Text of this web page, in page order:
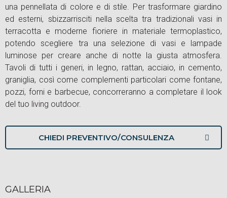
una pennellata di colore e di stile. Per trasformare giardino
ed esterni, sbizzarrisciti nella scelta tra tradizionali vasi in
terracotta e moderne fioriere in materiale termoplastico,
potendo scegliere tra una selezione di vasi e lampade
luminose per creare anche di notte la giusta atmosfera.
Tavoli di tutti i generi, in legno, rattan, acciaio, in cemento,
graniglia, così come complementi particolari come fontane,
pozzi, forni e barbecue, concorreranno a completare il look
del tuo living outdoor.
CHIEDI PREVENTIVO/CONSULENZA
GALLERIA